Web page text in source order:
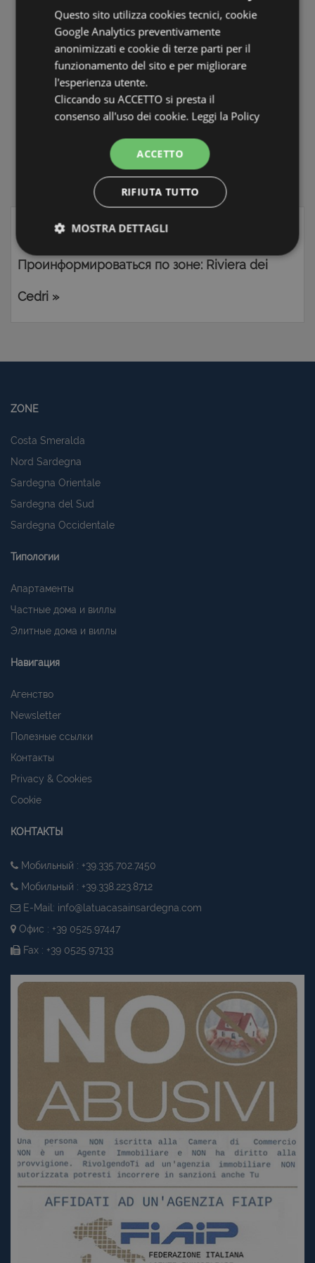
Il servizio è completamente GRATUITO e potrai cancellarti
quando lo vorrai.
ISCRIVITI ALLA NEWSLETTER
ПРОДАЖА НЕДВИЖИМОСТИ
RIVIERA DEI CEDRI
LA TUA CASA IN SARDEGNA
Vendita Case, Appartamenti, Casali e Rustici
Проинформироваться по зоне: Riviera dei
Cedri »
ZONE
Costa Smeralda
Nord Sardegna
Sardegna Orientale
Sardegna del Sud
Sardegna Occidentale
Типологии
Апартаменты
Частные дома и виллы
Элитные дома и виллы
Навигация
Агенство
Newsletter
Полезные ссылки
Контакты
Privacy & Cookies
Cookie
КОНТАКТЫ
Мобильный : +39.335.702.7450
Мобильный : +39.338.223.8712
E-Mail: info@latuacasainsardegna.com
Офис : +39 0525.97447
Fax : +39 0525.97133
Questo sito utilizza cookies tecnici, cookie
Google Analytics preventivamente
anonimizzati e cookie di terze parti per il
funzionamento del sito e per migliorare
l'esperienza utente.
Cliccando su ACCETTO si presta il
consenso all'uso dei cookie. Leggi la Policy
ACCETTO
RIFIUTA TUTTO
MOSTRA DETTAGLI
Strettamente necessari e Statistiche
PHPSESSID
CookieScriptConsent